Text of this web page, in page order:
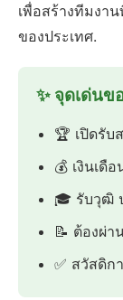
เพื่อสร้างทีมงา
ของประเทศ.
✨ จุดเด่นข
🏆 เปิดรับ
💰 เงินเดื
🎓 รับวุฒิ
📝 ต้องผ่
✅ สวัสดิก